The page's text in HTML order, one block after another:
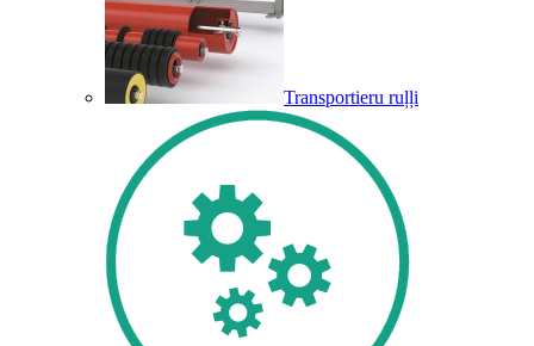
Transportieru ruļļi